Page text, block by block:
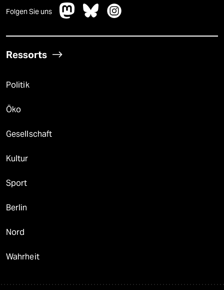
Folgen Sie uns
Ressorts
Politik
Öko
Gesellschaft
Kultur
Sport
Berlin
Nord
Wahrheit